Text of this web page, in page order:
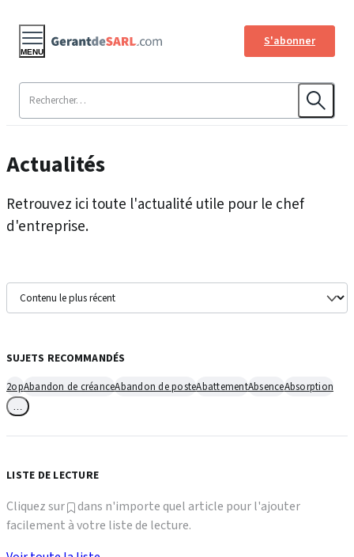
S'abonner
MENU
Actualités
Retrouvez ici toute l'actualité utile pour le chef
d'entreprise.
SUJETS RECOMMANDÉS
2opAbandon de créanceAbandon de posteAbattementAbsenceAbsorption
LISTE DE LECTURE
Cliquez sur
dans n'importe quel article pour l'ajouter
facilement à votre liste de lecture.